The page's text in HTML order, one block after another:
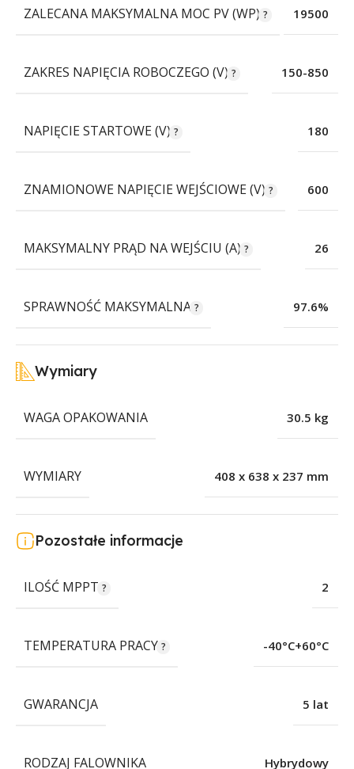
ZALECANA MAKSYMALNA MOC PV (WP) 19500
ZAKRES NAPIĘCIA ROBOCZEGO (V) 150-850
NAPIĘCIE STARTOWE (V) 180
ZNAMIONOWE NAPIĘCIE WEJŚCIOWE (V) 600
MAKSYMALNY PRĄD NA WEJŚCIU (A) 26
SPRAWNOŚĆ MAKSYMALNA 97.6%
Wymiary
WAGA OPAKOWANIA 30.5 kg
WYMIARY 408 x 638 x 237 mm
Pozostałe informacje
ILOŚĆ MPPT 2
TEMPERATURA PRACY -40°C+60°C
GWARANCJA 5 lat
RODZAJ FALOWNIKA Hybrydowy